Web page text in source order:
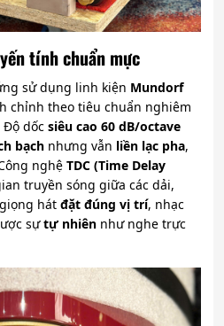
tính chuẩn mực
sử dụng linh kiện Mundorf
chỉnh theo tiêu chuẩn nghiêm
Độ dốc siêu cao 60 dB/octave
bạch nhưng vẫn liền lạc pha,
nghệ TDC (Time Delay
truyền sóng giữa các dải,
hát đặt đúng vị trí, nhạc
sựtự nhiên như nghe trực